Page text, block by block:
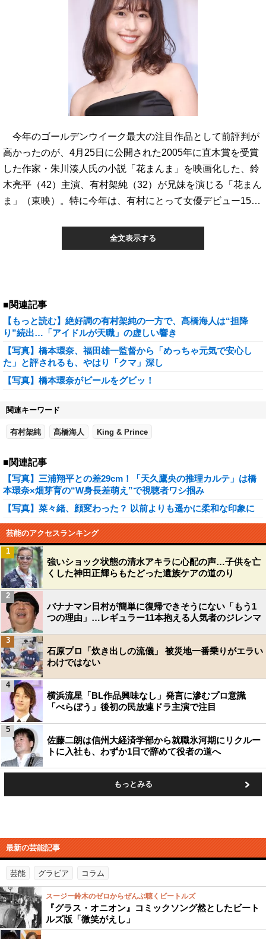
今年のゴールデンウイーク最大の注目作品として前評判が
高かったのが、4月25日に公開された2005年に直木賞を受賞
した作家・朱川湊人氏の小説「花まんま」を映画化した、鈴
木亮平（42）主演、有村架純（32）が兄妹を演じる「花まん
ま」（東映）。特に今年は、有村にとって女優デビュー15…
全文表示する
■関連記事
【もっと読む】絶好調の有村架純の一方で、髙橋海人は“担降
り”続出…「アイドルが天職」の虚しい響き
【写真】橋本環奈、福田雄一監督から「めっちゃ元気で安心し
た」と評されるも、やはり「クマ」深し
【写真】橋本環奈がビールをグビッ！
関連キーワード
有村架純 髙橋海人 King & Prince
■関連記事
【写真】三浦翔平との差29cm！「天久鷹央の推理カルテ」は橋
本環奈×畑芽育の“W身長差萌え”で視聴者ワシ掴み
【写真】菜々緒、顔変わった？ 以前よりも遥かに柔和な印象に
芸能のアクセスランキング
強いショック状態の清水アキラに心配の声…子供を亡
くした神田正輝らもたどった遺族ケアの道のり
1
バナナマン日村が簡単に復帰できそうにない「もう1
つの理由」…レギュラー11本抱える人気者のジレンマ
2
石原プロ「炊き出しの流儀」 被災地一番乗りがエラい
わけではない
3
横浜流星「BL作品興味なし」発言に滲むプロ意識
「べらぼう」後初の民放連ドラ主演で注目
4
佐藤二朗は信州大経済学部から就職氷河期にリクルー
トに入社も、わずか1日で辞めて役者の道へ
5
もっとみる
最新の芸能記事
芸能 グラビア コラム
スージー鈴木のゼロからぜんぶ聴くビートルズ
『グラス・オニオン』コミックソング然としたビート
ルズ版「微笑がえし」